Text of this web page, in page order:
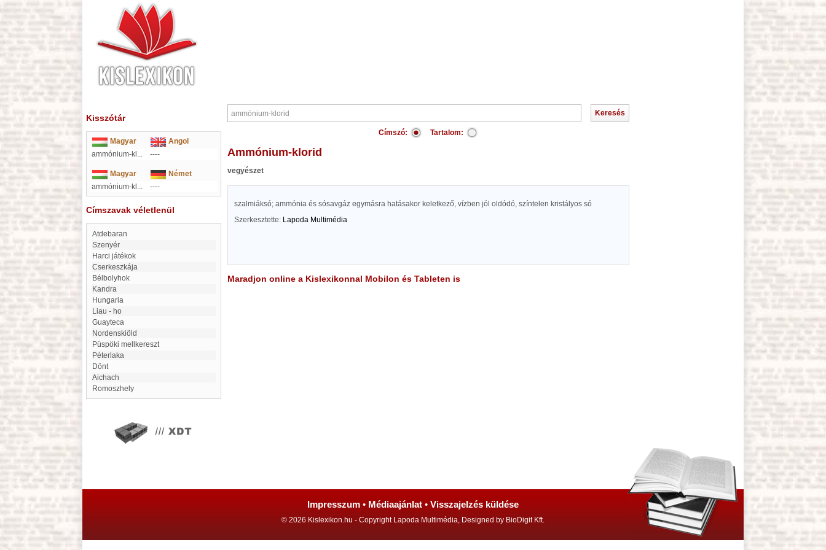
Kisszótár
Magyar
Angol
ammónium-kl...
----
Magyar
Német
ammónium-kl...
----
Címszavak véletlenül
Atdebaran
Szenyér
Harci játékok
cserkeszkája
Bélbolyhok
Kandra
Hungaria
Liau - ho
Guayteca
Nordenskiöld
Püspöki mellkereszt
Péterlaka
Dönt
Aichach
Romoszhely
Címszó: Tartalom:
ammónium-klorid
vegyészet
szalmiáksó; ammónia és sósavgáz egymásra hatásakor keletkező, vízben jól oldódó, színtelen kristályos só
Szerkesztette: Lapoda Multimédia
Maradjon online a Kislexikonnal Mobilon és Tableten is
Impresszum • Médiaajánlat • Visszajelzés küldése
© 2026 Kislexikon.hu - Copyright Lapoda Multimédia, Designed by BioDigit Kft.